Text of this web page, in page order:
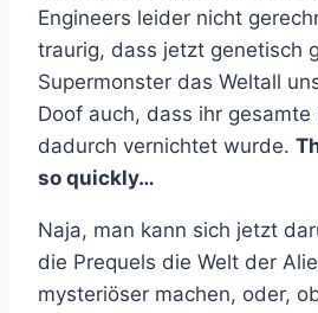
Engineers leider nicht
traurig, dass jetzt genetisch
Supermonster das Weltall
Doof auch, dass ihr
dadurch vernichtet wurde.
so quickly…
Naja, man kann sich jetzt
die Prequels die Welt der
mysteriöser machen, oder,